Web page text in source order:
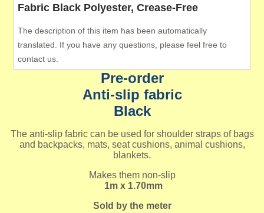
Fabric Black Polyester, Crease-Free
The description of this item has been automatically
translated. If you have any questions, please feel free to
contact us.
Pre-order
Anti-slip fabric
Black
The anti-slip fabric can be used for shoulder straps of bags
and backpacks, mats, seat cushions, animal cushions,
blankets.
Makes them non-slip
1m x 1.70mm
Sold by the meter